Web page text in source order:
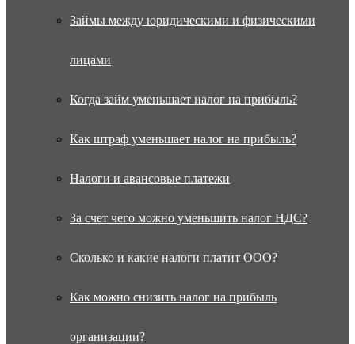
Займы между юридическими и физическими
лицами
Когда займ уменьшает налог на прибыль?
Как штраф уменьшает налог на прибыль?
Налоги и авансовые платежи
За счет чего можно уменьшить налог НДС?
Сколько и какие налоги платит ООО?
Как можно снизить налог на прибыль
организации?